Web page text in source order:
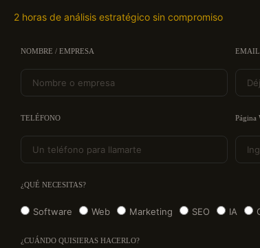
2 horas de análisis estratégico sin compromiso
NOMBRE / EMPRESA EMAIL
TELÉFONO Página
¿QUÉ NECESITAS?
Software Web Marketing SEO IA
¿CUÁNDO QUISIERAS HACERLO?